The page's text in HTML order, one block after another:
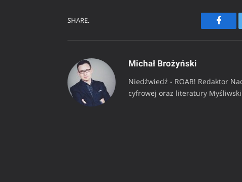
SHARE.
Michał Brożyński
Niedźwiedź - ROAR! Redaktor
cyfrowej oraz literatury